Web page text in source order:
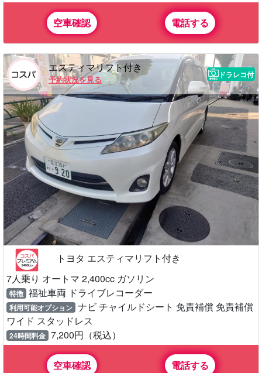
空車確認 電話する
エスティマリフト付き
予約状況を見る
ドラレコ付
トヨタ エスティマリフト付き
7人乗り オートマ 2,400cc ガソリン
特徴 福祉車両 ドライブレコーダー
利用可能オプション ナビ チャイルドシート 免責補償 免責補償
ワイド スタッドレス
24時間料金 7,200円（税込）
空車確認 電話する